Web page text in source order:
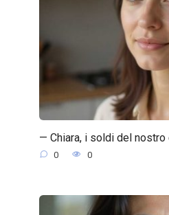
— Chiara, i soldi del
0 0